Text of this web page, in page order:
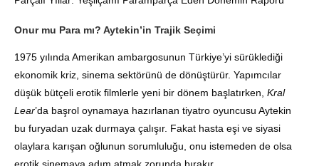
Onur mu Para mı? Aytekin’in Trajik Seçimi
1975 yılında Amerikan ambargosunun Türkiye’yi sürüklediği
ekonomik kriz, sinema sektörünü de dönüştürür. Yapımcılar
düşük bütçeli erotik filmlerle yeni bir dönem başlatırken, Kral
Lear’da başrol oynamaya hazırlanan tiyatro oyuncusu Aytekin
bu furyadan uzak durmaya çalışır. Fakat hasta eşi ve siyasi
olaylara karışan oğlunun sorumluluğu, onu istemeden de olsa
erotik sinemaya adım atmak zorunda bırakır.